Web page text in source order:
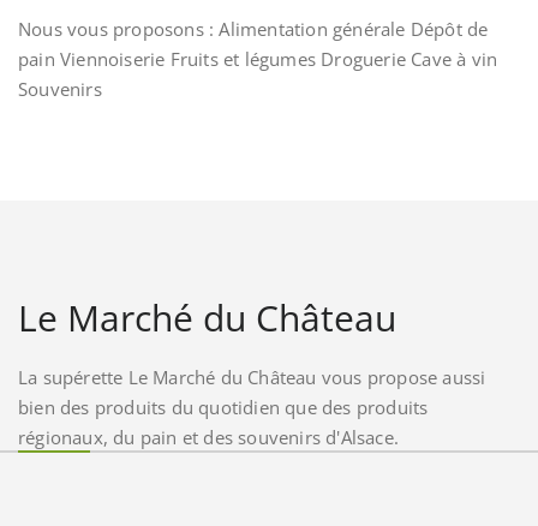
Nous vous proposons : Alimentation générale Dépôt de
pain Viennoiserie Fruits et légumes Droguerie Cave à vin
Souvenirs
Le Marché du Château
La supérette Le Marché du Château vous propose aussi
bien des produits du quotidien que des produits
régionaux, du pain et des souvenirs d'Alsace.